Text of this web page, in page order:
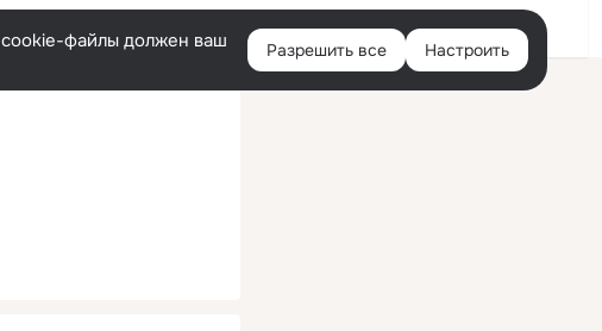
Войти
cookie-файлы должен ваш
Разрешить все Настроить